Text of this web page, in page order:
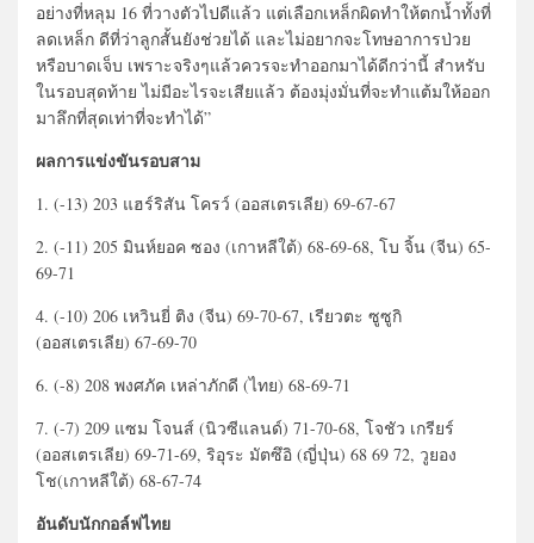
อย่างที่หลุม 16 ที่วางตัวไปดีแล้ว แต่เลือกเหล็กผิดทำให้ตกน้ำทั้งที่
ลดเหล็ก ดีที่ว่าลูกสั้นยังช่วยได้ และไม่อยากจะโทษอาการป่วย
หรือบาดเจ็บ เพราะจริงๆแล้วควรจะทำออกมาได้ดีกว่านี้ สำหรับ
ในรอบสุดท้าย ไม่มีอะไรจะเสียแล้ว ต้องมุ่งมั่นที่จะทำแต้มให้ออก
มาลึกที่สุดเท่าที่จะทำได้”
ผลการแข่งขันรอบสาม
1. (-13) 203 แฮร์ริสัน โครว์ (ออสเตรเลีย) 69-67-67
2. (-11) 205 มินห์ยอค ซอง (เกาหลีใต้) 68-69-68, โบ จิ้น (จีน) 65-
69-71
4. (-10) 206 เหวินยี่ ติง (จีน) 69-70-67, เรียวตะ ซูซูกิ
(ออสเตรเลีย) 67-69-70
6. (-8) 208 พงศภัค เหล่าภักดี (ไทย) 68-69-71
7. (-7) 209 แซม โจนส์ (นิวซีแลนด์) 71-70-68, โจชัว เกรียร์
(ออสเตรเลีย) 69-71-69, ริอุระ มัตซึอิ (ญี่ปุ่น) 68 69 72, วูยอง
โช(เกาหลีใต้) 68-67-74
อันดับนักกอล์ฟไทย